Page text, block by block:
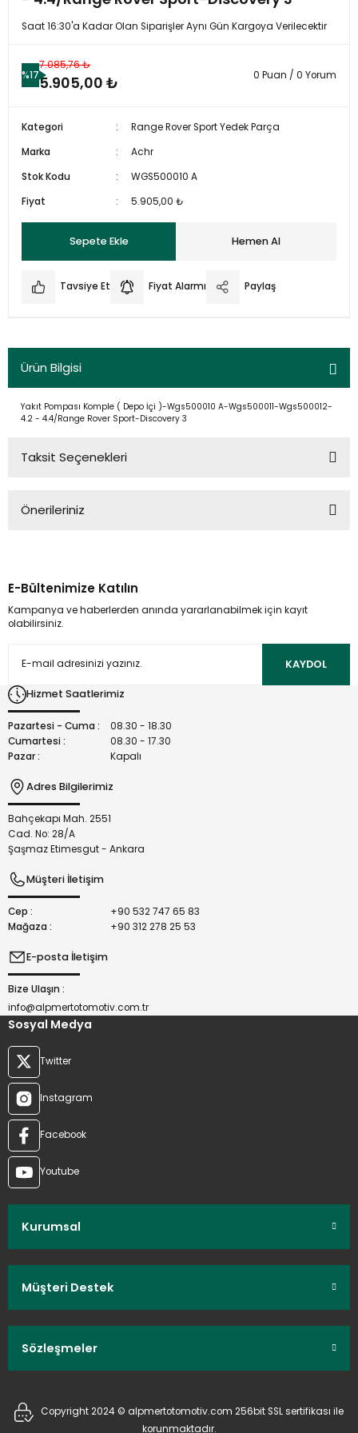
Saat 16:30'a Kadar Olan Siparişler Aynı Gün Kargoya Verilecektir
%17
7.085,76 ₺
5.905,00 ₺ 0 Puan / 0 Yorum
Kategori
Range Rover Sport Yedek Parça
Marka
Achr
Stok Kodu
WGS500010 A
Fiyat
5.905,00 ₺
Sepete Ekle Hemen Al
Tavsiye Et Fiyat Alarmı Paylaş
Ürün Bilgisi
Yakıt Pompası Komple ( Depo İçi )-Wgs500010 A-Wgs500011-Wgs500012-
4.2 - 4.4/Range Rover Sport-Discovery 3
Taksit Seçenekleri
Önerileriniz
kullanarak tarafımıza iletebilirsiniz.
Görüş ve önerileriniz için teşekkür ederiz.
Ürün açıklamasında eksik bilgiler bulunuyor.
Bu ürüne benzer farklı alternatifler olmalı.
E-Bültenimize Katılın
Kampanya ve haberlerden anında yararlanabilmek için kayıt
olabilirsiniz.
KAYDOL
Hizmet Saatlerimiz
Pazartesi - Cuma :
08.30 - 18.30
Cumartesi :
08.30 - 17.30
Pazar :
Kapalı
Adres Bilgilerimiz
Bahçekapı Mah. 2551
Cad. No: 28/A
Şaşmaz Etimesgut - Ankara
Müşteri İletişim
Cep :
+90 532 747 65 83
Mağaza :
+90 312 278 25 53
E-posta İletişim
Bize Ulaşın :
info@alpmertotomotiv.com.tr
Sosyal Medya
Twitter
Instagram
Facebook
Youtube
Kurumsal
Müşteri Destek
Sözleşmeler
Copyright 2024 © alpmertotomotiv.com 256bit SSL sertifikası ile
korunmaktadır.